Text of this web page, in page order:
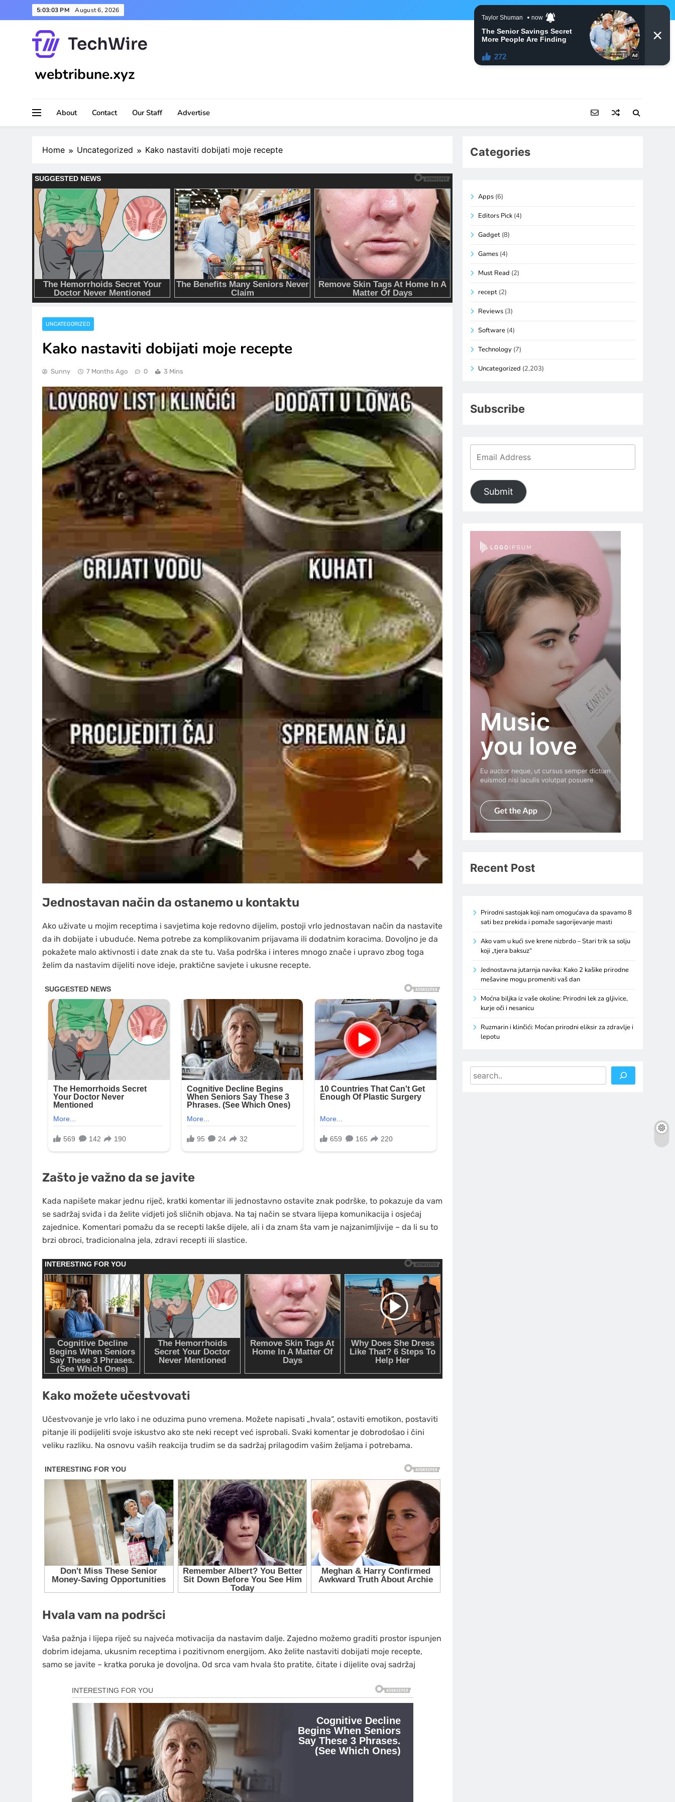
to
5:03:05 PM August 6, 2026
webtribune.xyz
About Contact Our Staff Advertise
Home Uncategorized Kako nastaviti dobijati moje recepte
UNCATEGORIZED
Kako nastaviti dobijati moje recepte
Sunny 7 Months Ago 0 3 Mins
Jednostavan način da ostanemo u kontaktu
Ako uživate u mojim receptima i savjetima koje redovno dijelim, postoji vrlo jednostavan način da nastavite
da ih dobijate i ubuduće. Nema potrebe za komplikovanim prijavama ili dodatnim koracima. Dovoljno je da
pokažete malo aktivnosti i date znak da ste tu. Vaša podrška i interes mnogo znače i upravo zbog toga
želim da nastavim dijeliti nove ideje, praktične savjete i ukusne recepte.
Zašto je važno da se javite
Kada napišete makar jednu riječ, kratki komentar ili jednostavno ostavite znak podrške, to pokazuje da vam
se sadržaj sviđa i da želite vidjeti još sličnih objava. Na taj način se stvara lijepa komunikacija i osjećaj
zajednice. Komentari pomažu da se recepti lakše dijele, ali i da znam šta vam je najzanimljivije – da li su to
brzi obroci, tradicionalna jela, zdravi recepti ili slastice.
Kako možete učestvovati
Učestvovanje je vrlo lako i ne oduzima puno vremena. Možete napisati „hvala“, ostaviti emotikon, postaviti
pitanje ili podijeliti svoje iskustvo ako ste neki recept već isprobali. Svaki komentar je dobrodošao i čini
veliku razliku. Na osnovu vaših reakcija trudim se da sadržaj prilagodim vašim željama i potrebama.
Hvala vam na podršci
Vaša pažnja i lijepa riječ su najveća motivacija da nastavim dalje. Zajedno možemo graditi prostor ispunjen
dobrim idejama, ukusnim receptima i pozitivnom energijom. Ako želite nastaviti dobijati moje recepte,
samo se javite – kratka poruka je dovoljna. Od srca vam hvala što pratite, čitate i dijelite ovaj sadržaj
Categories
Apps (6)
Editors Pick (4)
Gadget (8)
Games (4)
Must Read (2)
recept (2)
Reviews (3)
Software (4)
Technology (7)
Uncategorized (2,203)
Subscribe
Submit
Recent Post
Prirodni sastojak koji nam omogućava da spavamo 8
sati bez prekida i pomaže sagorijevanje masti
Ako vam u kući sve krene nizbrdo – Stari trik sa solju
koji „tjera baksuz“
Jednostavna jutarnja navika: Kako 2 kašike prirodne
mešavine mogu promeniti vaš dan
Moćna biljka iz vaše okoline: Prirodni lek za gljivice,
kurje oči i nesanicu
Ruzmarin i klinčići: Moćan prirodni eliksir za zdravlje i
lepotu
Search